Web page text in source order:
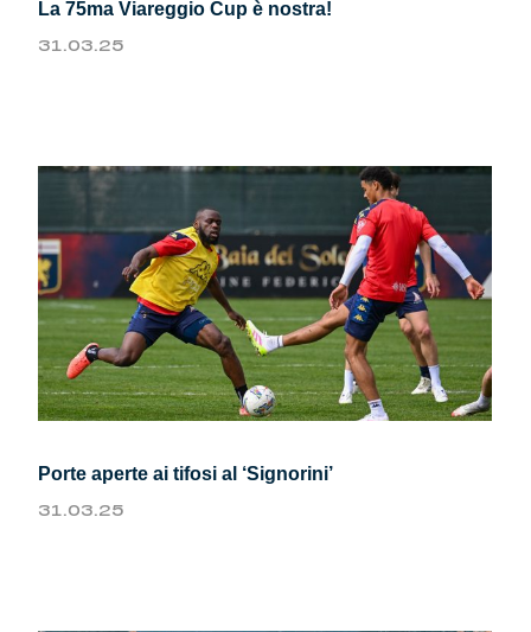
Genoa Academy
Tacchettee Collection
Throwback Duemila
Sebago x Genoa
Robe di Kappa x Genoa
Red&Blue Voices
Kids
La 75ma Viareggio Cup è nostra!
31.03.25
Porte aperte ai tifosi al ‘Signorini’
31.03.25